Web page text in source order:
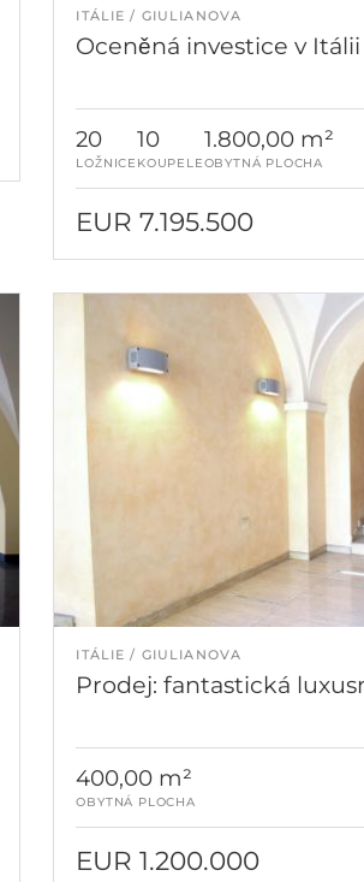
ITÁLIE GIULIANOVA
Oceněná investice v Itálii
20
LOŽNICE
10
KOUPELE
1.800,00 m²
OBYTNÁ PLOCHA
EUR 7.195.500
ITÁLIE GIULIANOVA
Prodej: fantastická
400,00 m²
OBYTNÁ PLOCHA
EUR 1.200.000